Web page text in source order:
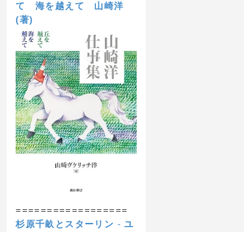
て 海を越えて
山崎洋
(著)
==================
杉原千畝とスターリン -ユ